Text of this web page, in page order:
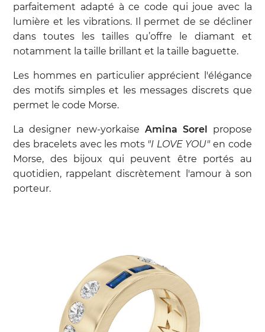
parfaitement adapté à ce code qui joue avec la
lumière et les vibrations. Il permet de se décliner
dans toutes les tailles qu’offre le diamant et
notamment la taille brillant et la taille baguette.
Les hommes en particulier apprécient l'élégance
des motifs simples et les messages discrets que
permet le code Morse.
La designer new-yorkaise Amina Sorel propose
des bracelets avec les mots "I LOVE YOU"en code
Morse, des bijoux qui peuvent être portés au
quotidien, rappelant discrètement l'amour à son
porteur.